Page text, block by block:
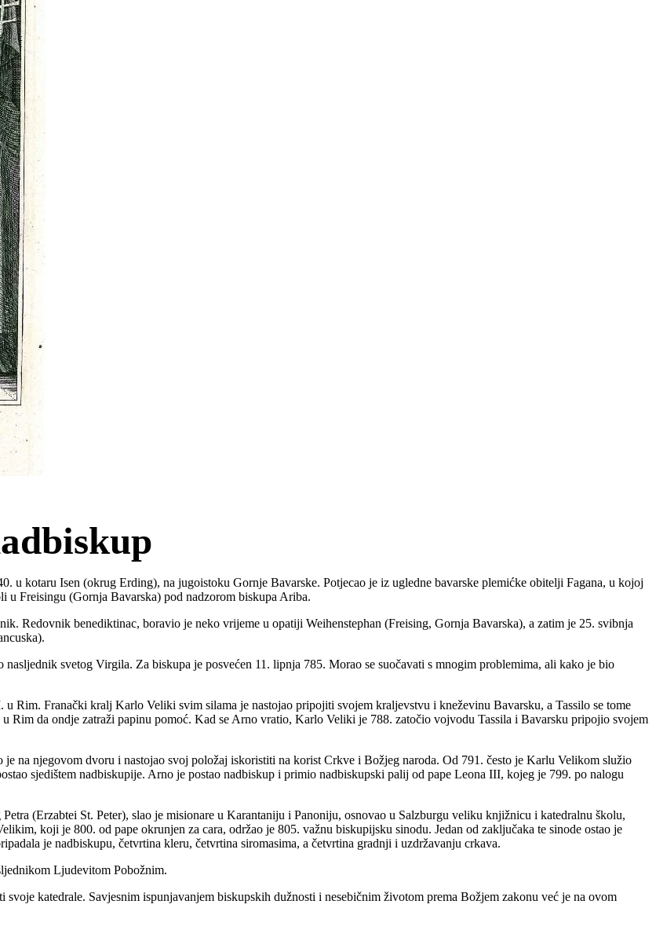
u kotaru Isen (okrug Erding), na jugoistoku Gornje Bavarske. Potjecao je iz ugledne bavarske plemićke obitelji Fagana, u kojoj
u Freisingu (Gornja Bavarska) pod nadzorom biskupa Ariba.
Redovnik benediktinac, boravio je neko vrijeme u opatiji Weihenstephan (Freising, Gornja Bavarska), a zatim je 25. svibnja
svetog Virgila. Za biskupa je posvećen 11. lipnja 785. Morao se suočavati s mnogim problemima, ali kako je bio
Rim. Franački kralj Karlo Veliki svim silama je nastojao pripojiti svojem kraljevstvu i kneževinu Bavarsku, a Tassilo se tome
Rim da ondje zatraži papinu pomoć. Kad se Arno vratio, Karlo Veliki je 788. zatočio vojvodu Tassila i Bavarsku pripojio svojem
na njegovom dvoru i nastojao svoj položaj iskoristiti na korist Crkve i Božjeg naroda. Od 791. često je Karlu Velikom služio
sjedištem nadbiskupije. Arno je postao nadbiskup i primio nadbiskupski palij od pape Leona III, kojeg je 799. po nalogu
(Erzabtei St. Peter), slao je misionare u Karantaniju i Panoniju, osnovao u Salzburgu veliku knjižnicu i katedralnu školu,
koji je 800. od pape okrunjen za cara, održao je 805. važnu biskupijsku sinodu. Jedan od zaključaka te sinode ostao je
je nadbiskupu, četvrtina kleru, četvrtina siromasima, a četvrtina gradnji i uzdržavanju crkava.
Ljudevitom Pobožnim.
katedrale. Savjesnim ispunjavanjem biskupskih dužnosti i nesebičnim životom prema Božjem zakonu već je na ovom